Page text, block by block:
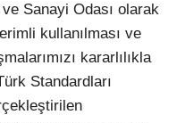
Sanayi Odası olarak
kullanılması ve
kararlılıkla
Standardları